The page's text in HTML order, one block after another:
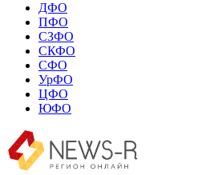
ДФО
ПФО
СЗФО
СКФО
СФО
УрФО
ЦФО
ЮФО